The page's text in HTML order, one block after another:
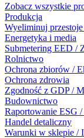
Zobacz wszystkie
Produkcja
Wyeliminuj
Energetyka i media
Submetering EED /
Rolnictwo
Ochrona zbiorów /
Ochrona zdrowia
Zgodność z GDP /
Budownictwo
Raportowanie ESG /
Handel detaliczny
Warunki w sklepie /